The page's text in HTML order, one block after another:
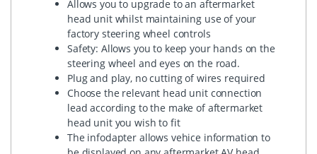
Allows you to upgrade to an aftermarket
head unit whilst maintaining use of your
factory steering wheel controls
Safety: Allows you to keep your hands on the
steering wheel and eyes on the road.
Plug and play, no cutting of wires required
Choose the relevant head unit connection
lead according to the make of aftermarket
head unit you wish to fit
The infodapter allows vehice information to